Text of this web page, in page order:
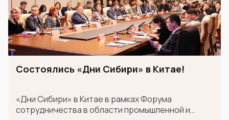
Состоялись «Дни Сибири» в Китае!
«Дни Сибири» в Китае в рамках Форума
сотрудничества в области промышленной и